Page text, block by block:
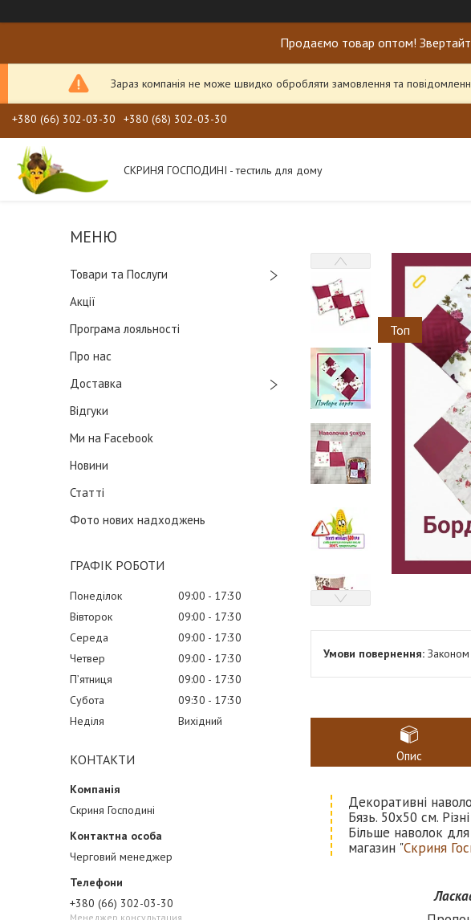
Продаємо товар оптом!
Зараз компанія не може швидко обробляти замовлення та
+380 (66) 302-03-30 +380 (68) 302-03-30
СКРИНЯ ГОСПОДИНІ - тестиль для дому
Товари та Послуги
Акції
Програма лояльності
Про нас
Доставка
Відгуки
Ми на Facebook
Новини
Статті
Фото нових надходжень
ГРАФІК РОБОТИ
Понеділок 09:00
17:30
Вівторок
09:00
17:30
Середа
09:00
17:30
Четвер
09:00
17:30
Пʼятниця
09:00
17:30
Субота
09:30
17:30
Неділя
Вихідний
КОНТАКТИ
Скриня Господині
Черговий менеджер
+380 (66) 302-03-30
Менеджер консультация
Топ
Опис
Декоративні
Бязь. 50х50 см.
Більше наволок
магазин "Скриня